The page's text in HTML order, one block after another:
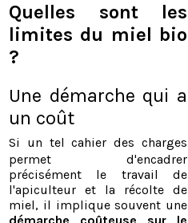
Quelles sont les
limites du miel bio
?
Une démarche qui a
un coût
Si un tel cahier des charges
permet d'encadrer
précisément le travail de
l'apiculteur et la récolte de
miel, il implique souvent une